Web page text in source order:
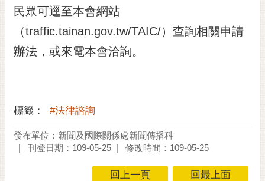
日
及
安
全
政
民眾可逕至本會網站
（traffic.tainan.gov.tw/TAIC/）查詢相關申請
辦法，或來電本會洽詢。
標籤： #法律諮詢
發布單位：新聞及國際關係處新聞傳播科
刊登日期：109-05-25
修改時間：109-05-25
回上一頁 回最上面